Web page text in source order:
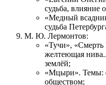
судьба, влияние
«Медный
судьба
М. Ю. Лермонтов:
«Тучи», «Смерть
желтеющая
землёй;
«Мцыри». Темы:
обществом;